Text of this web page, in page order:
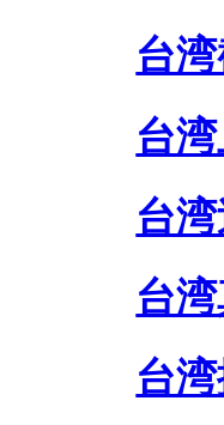
台
台
台
台
台